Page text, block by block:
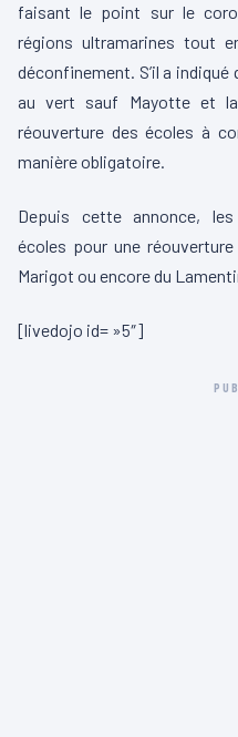
faisant le point sur le
régions ultramarines tout
déconfinement. S’il a
au vert sauf Mayotte et
réouverture des écoles à
manière obligatoire.
Depuis cette annonce,
écoles pour une
Marigot ou encore du
[livedojo id= »5″]